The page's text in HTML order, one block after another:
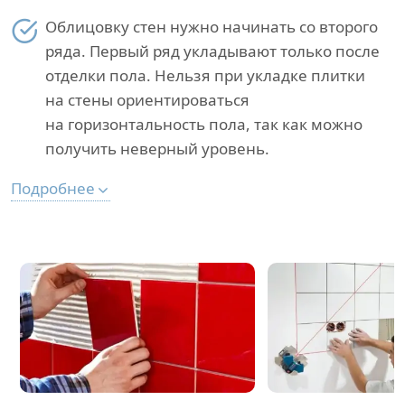
Облицовку стен нужно начинать со второго
ряда. Первый ряд укладывают только после
отделки пола. Нельзя при укладке плитки
на стены ориентироваться
на горизонтальность пола, так как можно
получить неверный уровень.
Подробнее